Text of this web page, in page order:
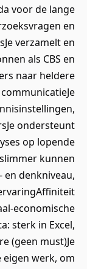
voor de lange
en
verzamelt en
als CBS en
naar heldere
ondersteunt
op lopende
kunnen
en denkniveau,
economische
sterk in Excel,
(geen must)Je
eigen werk, om